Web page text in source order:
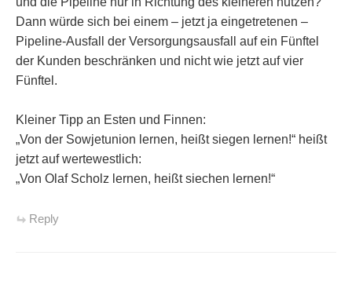
Dann würde sich bei einem – jetzt ja eingetretenen –
Pipeline-Ausfall der Versorgungsausfall auf ein Fünftel
der Kunden beschränken und nicht wie jetzt auf vier
Fünftel.
Kleiner Tipp an Esten und Finnen:
„Von der Sowjetunion lernen, heißt siegen lernen!“ heißt
jetzt auf wertewestlich:
„Von Olaf Scholz lernen, heißt siechen lernen!“
Reply